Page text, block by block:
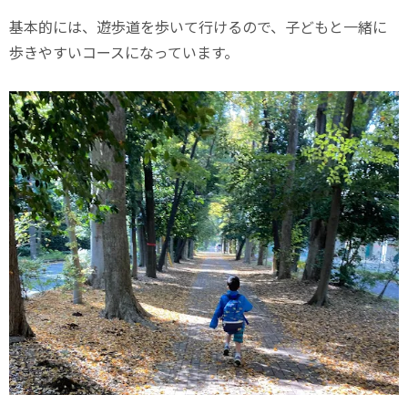
基本的には、遊歩道を歩いて行けるので、子どもと一緒に
歩きやすいコースになっています。